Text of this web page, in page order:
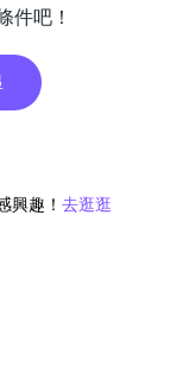
件吧！
興趣！ 去逛逛